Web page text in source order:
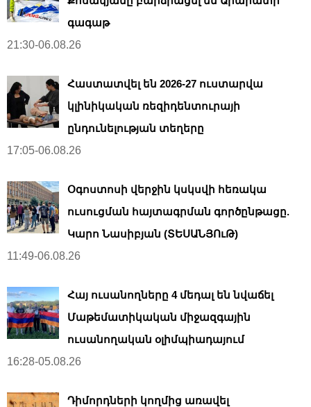
գագաթ
21:30-06.08.26
Հաստատվել են 2026-27 ուստարվա
կլինիկական ռեզիդենտուրայի
ընդունելության տեղերը
17:05-06.08.26
Օգոստոսի վերջին կսկսվի հեռակա
ուսուցման հայտագրման գործընթացը.
Կարո Նասիբյան (ՏԵՍԱՆՅՈւԹ)
11:49-06.08.26
Հայ ուսանողները 4 մեդալ են նվաճել
Մաթեմատիկական միջազգային
ուսանողական օլիմպիադայում
16:28-05.08.26
Դիմորդների կողմից առավել